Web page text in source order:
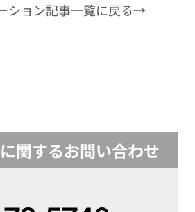
ション記事一覧に戻る
関するお問い合わせ